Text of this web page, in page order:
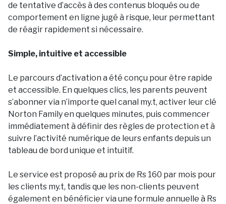
de tentative d’accès à des contenus bloqués ou de
comportement en ligne jugé à risque, leur permettant
de réagir rapidement si nécessaire.
Simple, intuitive et accessible
Le parcours d’activation a été conçu pour être rapide
et accessible. En quelques clics, les parents peuvent
s’abonner via n’importe quel canal my.t, activer leur clé
Norton Family en quelques minutes, puis commencer
immédiatement à définir des règles de protection et à
suivre l’activité numérique de leurs enfants depuis un
tableau de bord unique et intuitif.
Le service est proposé au prix de Rs 160 par mois pour
les clients my.t, tandis que les non-clients peuvent
également en bénéficier via une formule annuelle à Rs